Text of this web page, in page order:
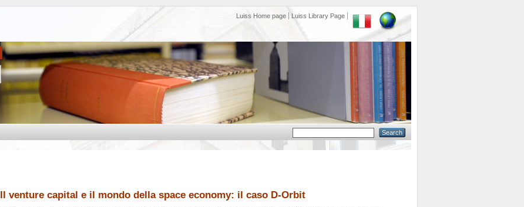
Luiss Home page Luiss Library Page
Il venture capital e il mondo della space economy: il caso D-Orbit